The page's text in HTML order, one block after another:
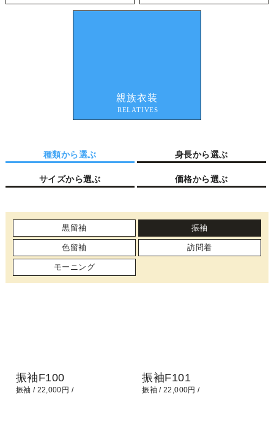
親族衣装
RELATIVES
種類から選ぶ 身長から選ぶ
サイズから選ぶ 価格から選ぶ
黒留袖 振袖
色留袖 訪問着
モーニング
振袖F100
振袖 22,000円
振袖F101
振袖 22,000円